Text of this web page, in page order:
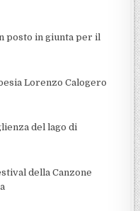
posto in giunta per il
Lorenzo Calogero
del lago di
della Canzone